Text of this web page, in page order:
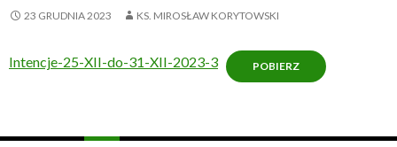
23 GRUDNIA 2023 KS. MIROSŁAW KORYTOWSKI
Intencje-25-XII-do-31-XII-2023-3 POBIERZ